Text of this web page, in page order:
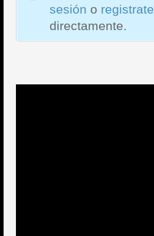
sesión o registrate
directamente.